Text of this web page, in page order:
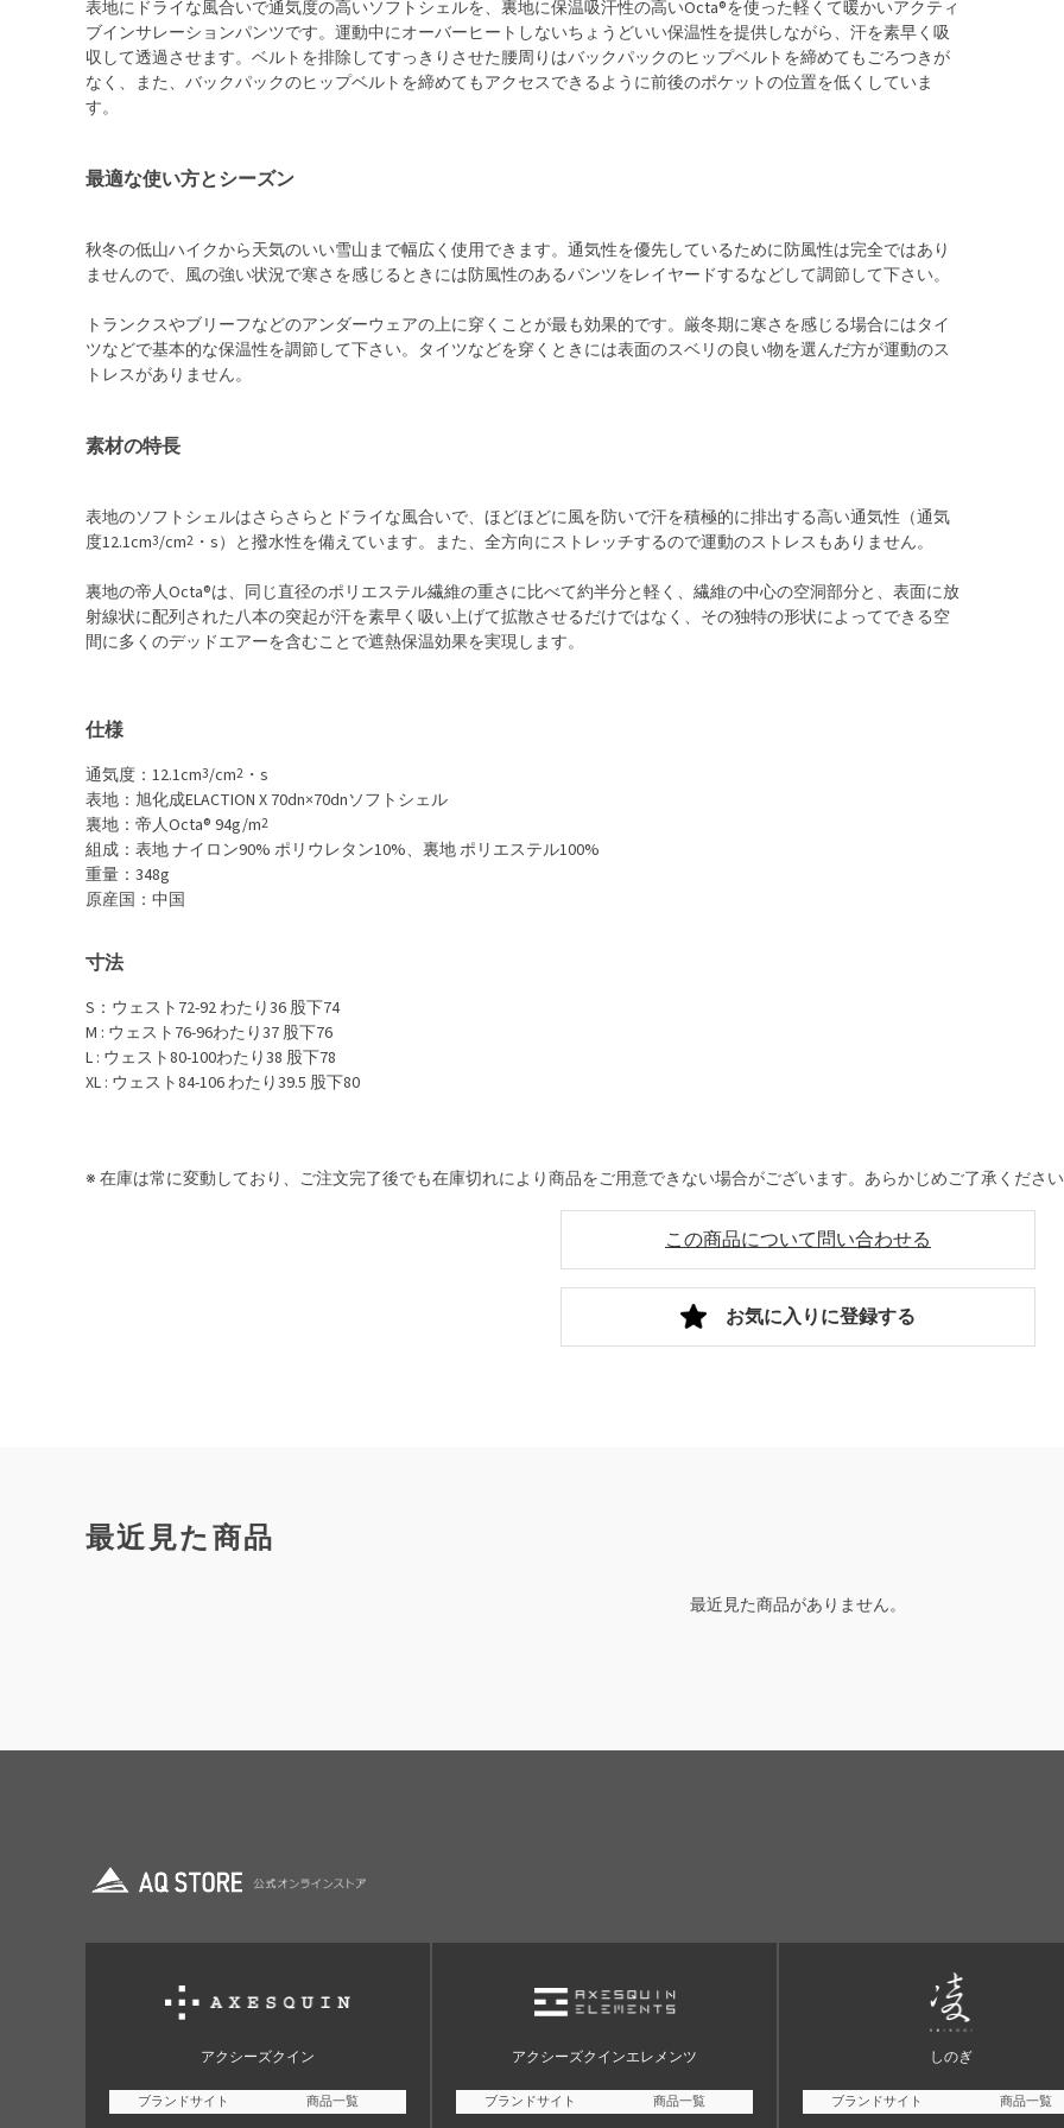
表地にドライな風合いで通気度の高いソフトシェルを、裏地に保温吸汗性の高いOcta®を使った軽くて暖かいアクティ
ブインサレーションパンツです。運動中にオーバーヒートしないちょうどいい保温性を提供しながら、汗を素早く吸
収して透過させます。ベルトを排除してすっきりさせた腰周りはバックパックのヒップベルトを締めてもごろつきが
なく、また、バックパックのヒップベルトを締めてもアクセスできるように前後のポケットの位置を低くしていま
す。
最適な使い方とシーズン
秋冬の低山ハイクから天気のいい雪山まで幅広く使用できます。通気性を優先しているために防風性は完全ではあり
ませんので、風の強い状況で寒さを感じるときには防風性のあるパンツをレイヤードするなどして調節して下さい。
トランクスやブリーフなどのアンダーウェアの上に穿くことが最も効果的です。厳冬期に寒さを感じる場合にはタイ
ツなどで基本的な保温性を調節して下さい。タイツなどを穿くときには表面のスベリの良い物を選んだ方が運動のス
トレスがありません。
素材の特長
表地のソフトシェルはさらさらとドライな風合いで、ほどほどに風を防いで汗を積極的に排出する高い通気性（通気
度12.1cm3/cm2 ・s）と撥水性を備えています。また、全方向にストレッチするので運動のストレスもありません。
裏地の帝人Octa®は、同じ直径のポリエステル繊維の重さに比べて約半分と軽く、繊維の中心の空洞部分と、表面に放
射線状に配列された八本の突起が汗を素早く吸い上げて拡散させるだけではなく、その独特の形状によってできる空
間に多くのデッドエアーを含むことで遮熱保温効果を実現します。
仕様
通気度：12.1cm3/cm2 ・s
表地：旭化成ELACTION X 70dn×70dnソフトシェル
裏地：帝人Octa® 94g/m2
組成：表地 ナイロン90% ポリウレタン10%、裏地 ポリエステル100%
重量：348g
原産国：中国
寸法
S：ウェスト72-92 わたり36 股下74
M : ウェスト76-96わたり37 股下76
L : ウェスト80-100わたり38 股下78
XL : ウェスト84-106 わたり39.5 股下80
※ 在庫は常に変動しており、ご注文完了後でも在庫切れにより商品をご用意できない場合がございます。あらかじめご了承くださ
この商品について問い合わせる
お気に入りに登録する
最近見た商品
最近見た商品がありません。
アクシーズクイン
ブランドサイト 商品一覧
アクシーズクインエレメンツ
ブランドサイト 商品一覧
しのぎ
ブランドサイト 商品一覧